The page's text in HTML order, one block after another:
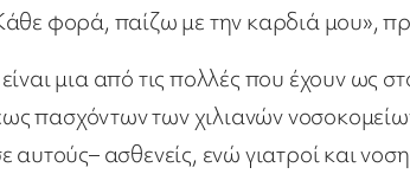
φορά, παίζω με την καρδιά μου»,
μια από τις πολλές που έχουν ως
πασχόντων των χιλιανών
ασθενείς, ενώ γιατροί και